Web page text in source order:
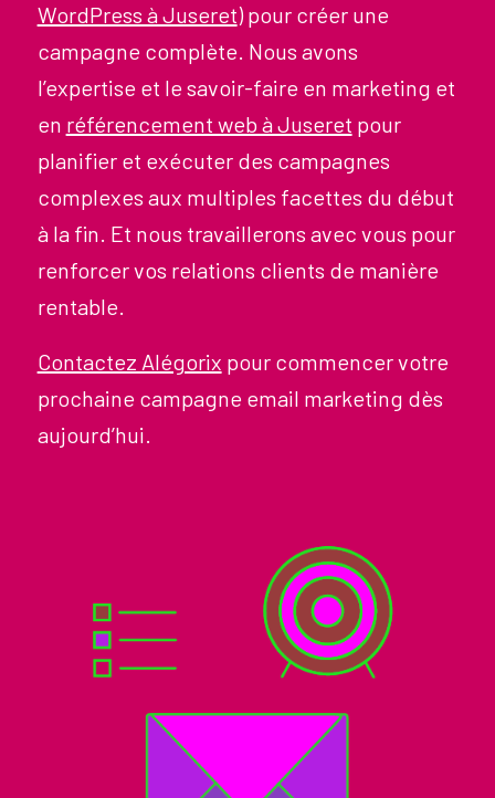
WordPress à Juseret) pour créer une
campagne complète. Nous avons
l’expertise et le savoir-faire en marketing et
en référencement web à Juseret pour
planifier et exécuter des campagnes
complexes aux multiples facettes du début
à la fin. Et nous travaillerons avec vous pour
renforcer vos relations clients de manière
rentable.
Contactez Alégorix pour commencer votre
prochaine campagne email marketing dès
aujourd’hui.